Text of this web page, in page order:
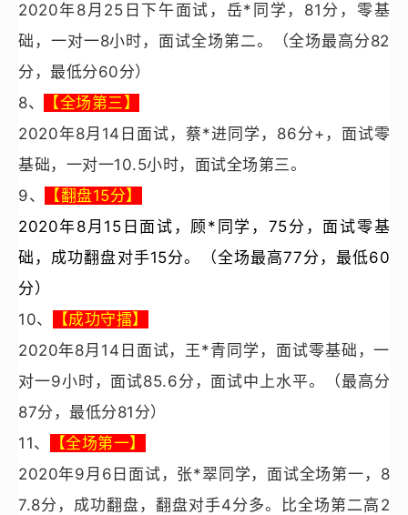
2020年8月25日下午面试，岳*同学，81分，零基
础，一对一8小时，面试全场第二。（全场最高分82
分，最低分60分）
8、
【全场第三】
2020年8月14日面试，蔡*进同学，86分+，面试零
基础，一对一10.5小时，面试全场第三。
9、
【翻盘15分】
2020年8月15日面试，顾*同学，75分，面试零基
础，成功翻盘对手15分。（全场最高77分，最低60
分）
10、
【成功守擂】
2020年8月14日面试，王*青同学，面试零基础，一
对一9小时，面试85.6分，面试中上水平。（最高分
87分，最低分81 分）
11、
【全场第一】
2020年9月6日面试，张*翠同学，面试全场第一，8
7.8分，成功翻盘，翻盘对手4分多。比全场第二高2